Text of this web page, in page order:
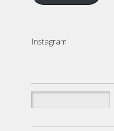
Instagram
Szukaj: